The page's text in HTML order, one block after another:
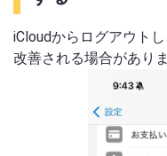
iCloudからログアウト
改善される場合がありま